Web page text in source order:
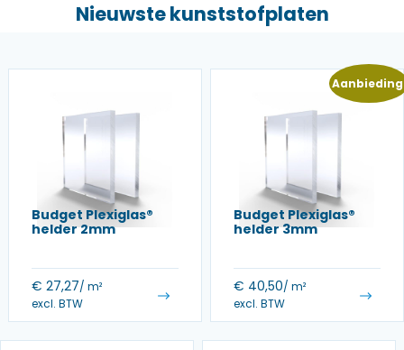
Nieuwste kunststofplaten
Budget Plexiglas®
helder 2mm
€ 27,27/ m²
excl. BTW
Budget Plexiglas®
helder 3mm
€ 40,50/ m²
excl. BTW